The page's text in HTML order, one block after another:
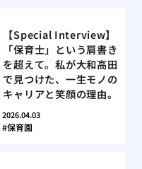
【Special Interview】
「保育士」という肩書き
を超えて。私が大和高田
で見つけた、一生モノの
キャリアと笑顔の理由。
2026.04.03
保育園